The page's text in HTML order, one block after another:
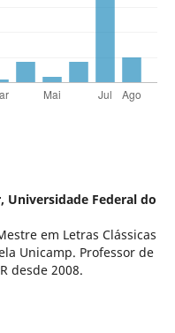
Universidade Federal do
em Letras Clássicas
Unicamp. Professor de
desde 2008.